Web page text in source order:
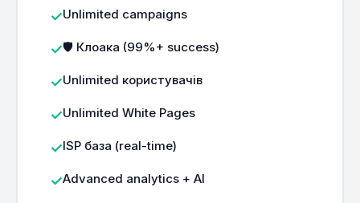
Unlimited campaigns
🛡️ Клоака (99%+ success)
Unlimited користувачів
Unlimited White Pages
ISP база (real-time)
Advanced analytics + AI